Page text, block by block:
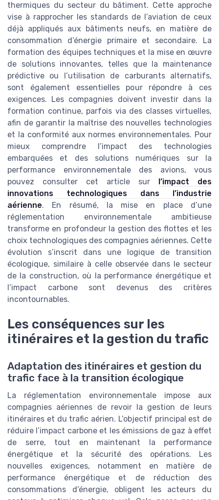
thermiques du secteur du bâtiment. Cette approche
vise à rapprocher les standards de l’aviation de ceux
déjà appliqués aux bâtiments neufs, en matière de
consommation d’énergie primaire et secondaire. La
formation des équipes techniques et la mise en œuvre
de solutions innovantes, telles que la maintenance
prédictive ou l’utilisation de carburants alternatifs,
sont également essentielles pour répondre à ces
exigences. Les compagnies doivent investir dans la
formation continue, parfois via des classes virtuelles,
afin de garantir la maîtrise des nouvelles technologies
et la conformité aux normes environnementales. Pour
mieux comprendre l’impact des technologies
embarquées et des solutions numériques sur la
performance environnementale des avions, vous
pouvez consulter cet article sur
l’impact des
innovations technologiques dans l’industrie
aérienne. En résumé, la mise en place d’une
réglementation environnementale ambitieuse
transforme en profondeur la gestion des flottes et les
choix technologiques des compagnies aériennes. Cette
évolution s’inscrit dans une logique de transition
écologique, similaire à celle observée dans le secteur
de la construction, où la performance énergétique et
l’impact carbone sont devenus des critères
incontournables.
Les conséquences sur les
itinéraires et la gestion du trafic
Adaptation des itinéraires et gestion du
trafic face à la transition écologique
La réglementation environnementale impose aux
compagnies aériennes de revoir la gestion de leurs
itinéraires et du trafic aérien. L’objectif principal est de
réduire l’impact carbone et les émissions de gaz à effet
de serre, tout en maintenant la performance
énergétique et la sécurité des opérations. Les
nouvelles exigences, notamment en matière de
performance énergétique et de réduction des
consommations d’énergie, obligent les acteurs du